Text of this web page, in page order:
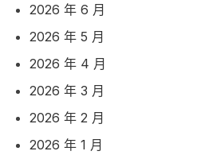
2026 年 6 月
2026 年 5 月
2026 年 4 月
2026 年 3 月
2026 年 2 月
2026 年 1 月